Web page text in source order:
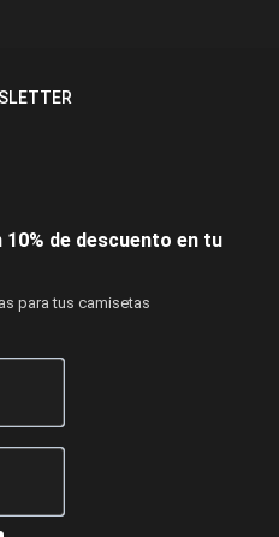
de descuento en tu
para tus camisetas